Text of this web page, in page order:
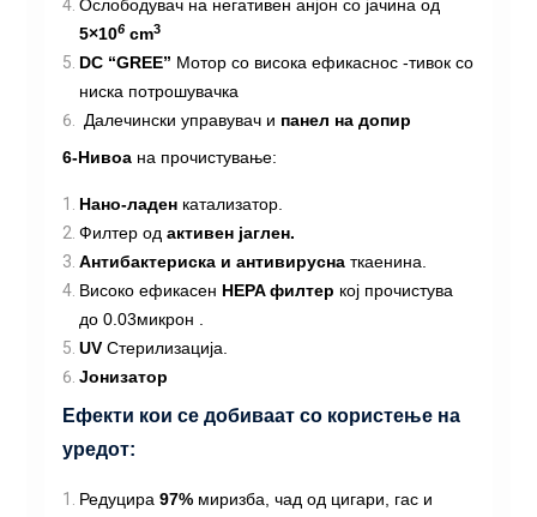
Ослободувач на негативен анјон со јачина од
5×106cm3
DC “GREE” Мотор со висока ефикаснос -тивок со
ниска потрошувачка
Далечински управувач и панел на допир
6-Нивоана прочистување:
Нано-ладенкатализатор.
Филтер од активен јаглен.
Антибактериска и антивируснаткаенина.
Високо ефикасен HEPA филтер кој прочистува
до 0.03микрон .
UVСтерилизација.
Јонизатор
Ефекти кои се добиваат со користење на
уредот:
Редуцира 97%миризба, чад од цигари, гас и